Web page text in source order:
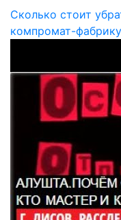
Сколько стоит
компромат-